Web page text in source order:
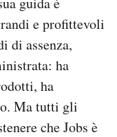
e profittevoli
di assenza,
ha
ha
Ma tutti gli
che Jobs è